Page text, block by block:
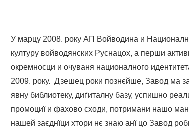
У марцу 2008. року АП Войводина и
културу войводянских Руснацох, а перши
окремносци и очуваня националного
2009. року. Дзешец роки познєйше, Завод ма
явну библиотеку, диґиталну базу, успишно
промоциї и фахово сходи, потримани нашо
нашей заєднїци хтори нє знаю анї цо Завод